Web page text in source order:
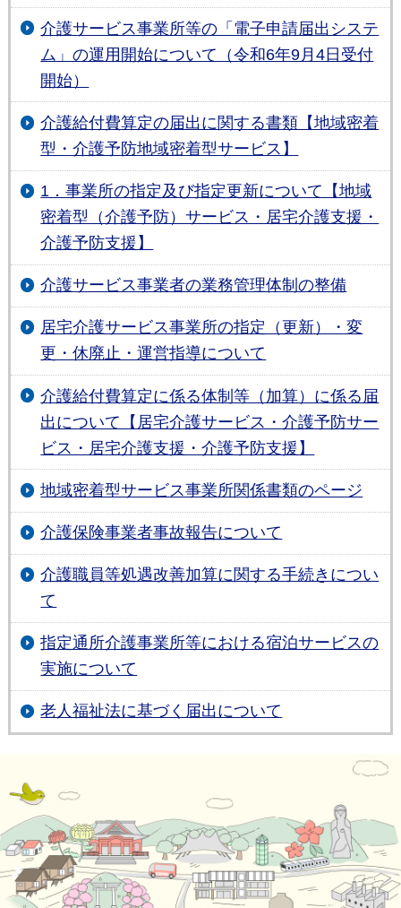
介護サービス事業所等の「電子申請届出システ
ム」の運用開始について（令和6年9月4日受付
開始）
介護給付費算定の届出に関する書類【地域密着
型・介護予防地域密着型サービス】
1．事業所の指定及び指定更新について【地域
密着型（介護予防）サービス・居宅介護支援・
介護予防支援】
介護サービス事業者の業務管理体制の整備
居宅介護サービス事業所の指定（更新）・変
更・休廃止・運営指導について
介護給付費算定に係る体制等（加算）に係る届
出について【居宅介護サービス・介護予防サー
ビス・居宅介護支援・介護予防支援】
地域密着型サービス事業所関係書類のページ
介護保険事業者事故報告について
介護職員等処遇改善加算に関する手続きについ
て
指定通所介護事業所等における宿泊サービスの
実施について
老人福祉法に基づく届出について